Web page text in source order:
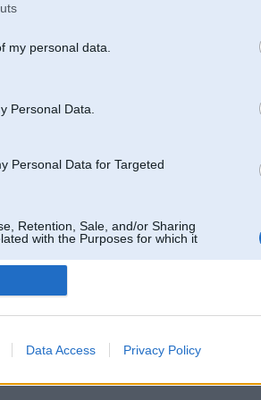
my personal data.
Personal Data.
Personal Data for Targeted
Retention, Sale, and/or Sharing
with the Purposes for which it
Data Access Privacy Policy